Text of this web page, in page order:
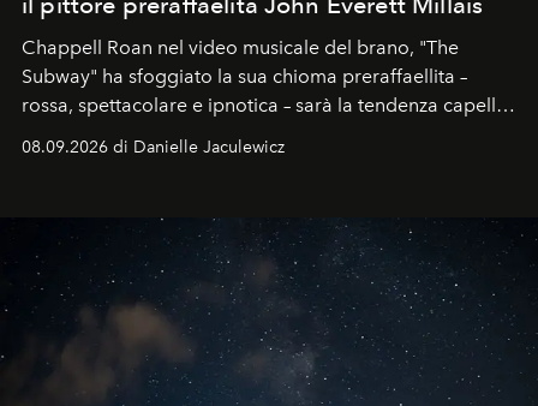
Chappell Roan nel video musicale del brano, "The
Subway" ha sfoggiato la sua chioma preraffaellita –
rossa, spettacolare e ipnotica – sarà la tendenza capelli
dell'autunno?
08.09.2026 di Danielle Jaculewicz